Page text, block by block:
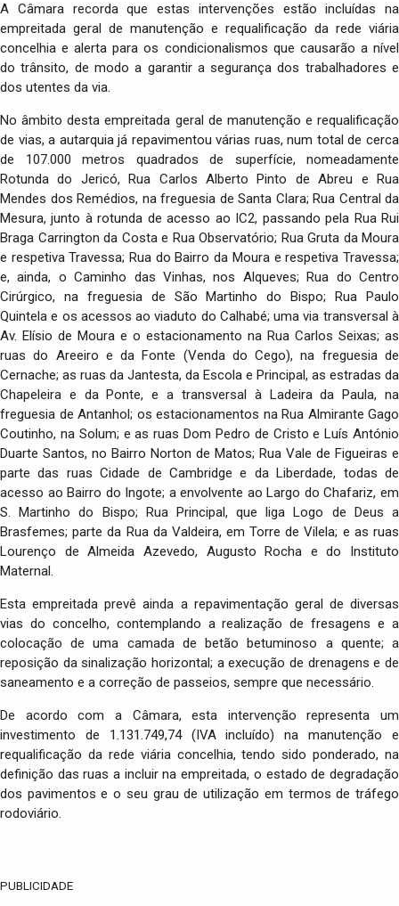
A Câmara recorda que estas intervenções estão incluídas na
empreitada geral de manutenção e requalificação da rede viária
concelhia e alerta para os condicionalismos que causarão a nível
do trânsito, de modo a garantir a segurança dos trabalhadores e
dos utentes da via.
No âmbito desta empreitada geral de manutenção e requalificação
de vias, a autarquia já repavimentou várias ruas, num total de cerca
de 107.000 metros quadrados de superfície, nomeadamente
Rotunda do Jericó, Rua Carlos Alberto Pinto de Abreu e Rua
Mendes dos Remédios, na freguesia de Santa Clara; Rua Central da
Mesura, junto à rotunda de acesso ao IC2, passando pela Rua Rui
Braga Carrington da Costa e Rua Observatório; Rua Gruta da Moura
e respetiva Travessa; Rua do Bairro da Moura e respetiva Travessa;
e, ainda, o Caminho das Vinhas, nos Alqueves; Rua do Centro
Cirúrgico, na freguesia de São Martinho do Bispo; Rua Paulo
Quintela e os acessos ao viaduto do Calhabé; uma via transversal à
Av. Elísio de Moura e o estacionamento na Rua Carlos Seixas; as
ruas do Areeiro e da Fonte (Venda do Cego), na freguesia de
Cernache; as ruas da Jantesta, da Escola e Principal, as estradas da
Chapeleira e da Ponte, e a transversal à Ladeira da Paula, na
freguesia de Antanhol; os estacionamentos na Rua Almirante Gago
Coutinho, na Solum; e as ruas Dom Pedro de Cristo e Luís António
Duarte Santos, no Bairro Norton de Matos; Rua Vale de Figueiras e
parte das ruas Cidade de Cambridge e da Liberdade, todas de
acesso ao Bairro do Ingote; a envolvente ao Largo do Chafariz, em
S. Martinho do Bispo; Rua Principal, que liga Logo de Deus a
Brasfemes; parte da Rua da Valdeira, em Torre de Vilela; e as ruas
Lourenço de Almeida Azevedo, Augusto Rocha e do Instituto
Maternal.
Esta empreitada prevê ainda a repavimentação geral de diversas
vias do concelho, contemplando a realização de fresagens e a
colocação de uma camada de betão betuminoso a quente; a
reposição da sinalização horizontal; a execução de drenagens e de
saneamento e a correção de passeios, sempre que necessário.
De acordo com a Câmara, esta intervenção representa um
investimento de 1.131.749,74 (IVA incluído) na manutenção e
requalificação da rede viária concelhia, tendo sido ponderado, na
definição das ruas a incluir na empreitada, o estado de degradação
dos pavimentos e o seu grau de utilização em termos de tráfego
rodoviário.
PUBLICIDADE